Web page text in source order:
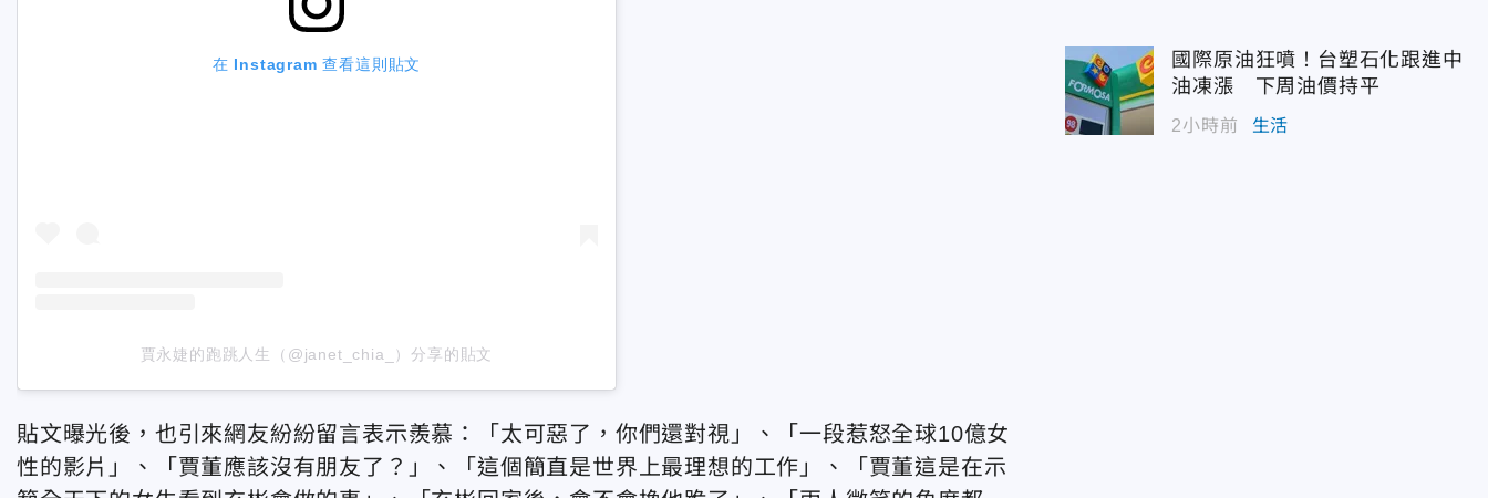
在 Instagram 查看這則貼文
賈永婕的跑跳人生（@janet_chia_）分享的貼文
貼文曝光後，也引來網友紛紛留言表示羨慕：「太可惡了，你們還對視」、「一段惹怒全球10億女
性的影片」、「賈董應該沒有朋友了？」、「這個簡直是世界上最理想的工作」、「賈董這是在示
國際原油狂噴！台塑石化跟進中
油凍漲 下周油價持平
2小時前 生活